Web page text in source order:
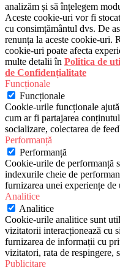
analizăm și să înțelegem
Aceste cookie-uri vor fi
cu consimțământul dvs. De
renunța la aceste cookie-uri.
cookie-uri poate afecta
multe detalii în Politica de
de Confidențialitate
Funcționale
Funcționale
Cookie-urile funcționale
cum ar fi partajarea
socializare, colectarea de
Performanță
Performanță
Cookie-urile de performanță
indexurile cheie de
furnizarea unei experiențe
Analitice
Analitice
Cookie-urile analitice sunt
vizitatorii interacționează cu
furnizarea de informații cu
vizitatori, rata de respingere,
Publicitare